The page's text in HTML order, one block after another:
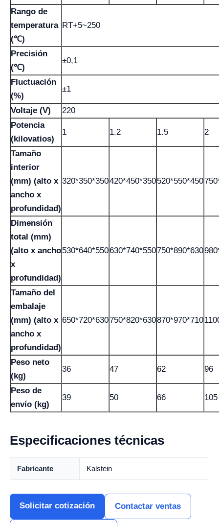
Rango de
temperatura
(℃)
RT+5~250
Precisión
(℃)
±0,1
Fluctuación
(%)
±1
Voltaje (V)
220
Potencia
(kilovatios)
1 1.2 1.5 2
Tamaño
interior
(mm) (alto x
ancho x
profundidad)
320*350*350420*450*350520*550*450
Dimensión
total (mm)
(alto x ancho
x
profundidad)
530*640*550630*740*550750*890*630
Tamaño del
embalaje
(mm) (alto x
ancho x
profundidad)
650*720*630750*820*630870*970*710
Peso neto
(kg)
36 47 62 96
Peso de
envío (kg)
39 50 66 105
Especificaciones técnicas
Fabricante Kalstein
Solicitar cotización Contactar ventas